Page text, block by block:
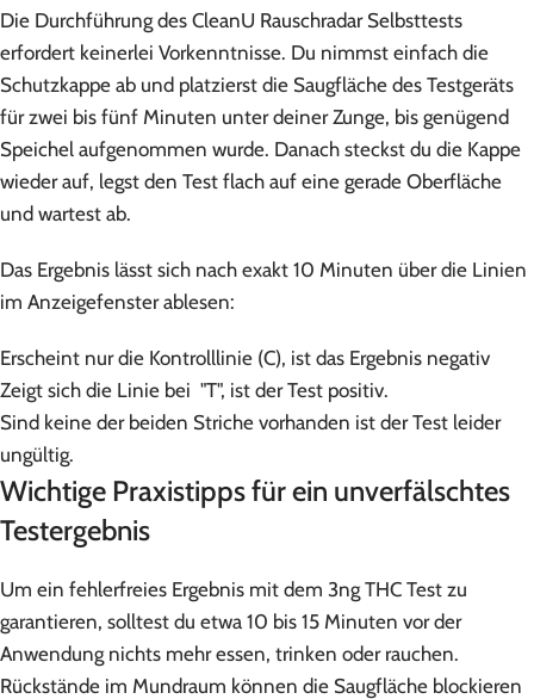
Die Durchführung des CleanU Rauschradar Selbsttests
erfordert keinerlei Vorkenntnisse. Du nimmst einfach die
Schutzkappe ab und platzierst die Saugfläche des Testgeräts
für zwei bis fünf Minuten unter deiner Zunge, bis genügend
Speichel aufgenommen wurde. Danach steckst du die Kappe
wieder auf, legst den Test flach auf eine gerade Oberfläche
und wartest ab.
Das Ergebnis lässt sich nach exakt 10 Minuten über die Linien
im Anzeigefenster ablesen:
Erscheint nur die Kontrolllinie (C), ist das Ergebnis negativ
Zeigt sich die Linie bei "T", ist der Test positiv.
Sind keine der beiden Striche vorhanden ist der Test leider
ungültig.
Wichtige Praxistipps für ein unverfälschtes
Testergebnis
Um ein fehlerfreies Ergebnis mit dem 3ng THC Test zu
garantieren, solltest du etwa 10 bis 15 Minuten vor der
Anwendung nichts mehr essen, trinken oder rauchen.
Rückstände im Mundraum können die Saugfläche blockieren